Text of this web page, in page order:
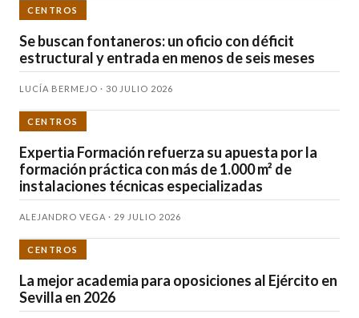
CENTROS
Se buscan fontaneros: un oficio con déficit
estructural y entrada en menos de seis meses
LUCÍA BERMEJO · 30 JULIO 2026
CENTROS
Expertia Formación refuerza su apuesta por la
formación práctica con más de 1.000 m² de
instalaciones técnicas especializadas
ALEJANDRO VEGA · 29 JULIO 2026
CENTROS
La mejor academia para oposiciones al Ejército en
Sevilla en 2026